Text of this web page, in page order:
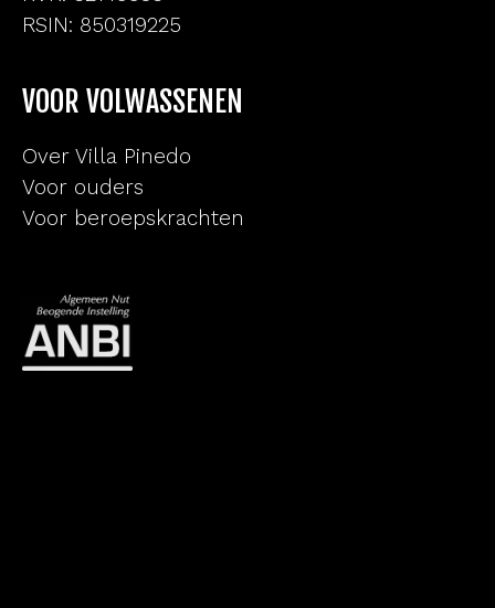
RSIN: 850319225
VOOR VOLWASSENEN
Over Villa Pinedo
Voor ouders
Voor beroepskrachten